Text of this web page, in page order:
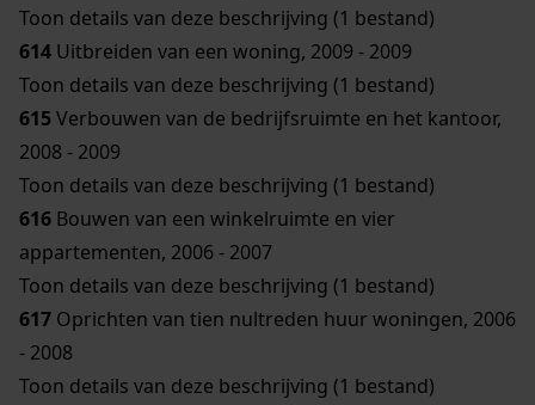
Toon details van deze beschrijving (1 bestand)
614 Uitbreiden van een woning, 2009 - 2009
Toon details van deze beschrijving (1 bestand)
615Verbouwen van de bedrijfsruimte en het kantoor,
2008 - 2009
Toon details van deze beschrijving (1 bestand)
616 Bouwen van een winkelruimte en vier
appartementen, 2006 - 2007
Toon details van deze beschrijving (1 bestand)
617 Oprichten van tien nultreden huur woningen, 2006
- 2008
Toon details van deze beschrijving (1 bestand)